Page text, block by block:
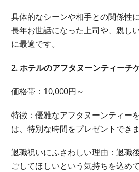
具体的なシーンや相手との関係性
長年お世話になった上司や、親し
に最適です。
2. ホテルのアフタヌーンティーチ
価格帯：10,000円～
特徴：優雅なアフタヌーンティー
は、特別な時間をプレゼントでき
退職祝いにふさわしい理由：退職
ごしてほしいという気持ちを込めて